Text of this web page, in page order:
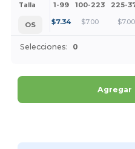
Talla 1-99 100-223 225-
OS $7.34 $7.00 $7.00
Selecciones: 0
Agregar